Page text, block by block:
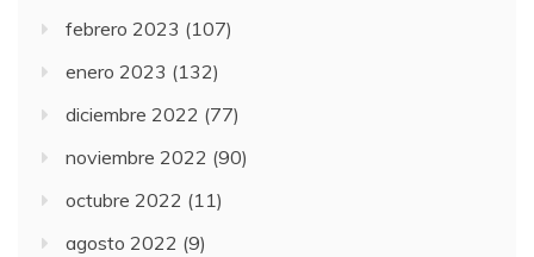
febrero 2023 (107)
enero 2023 (132)
diciembre 2022 (77)
noviembre 2022 (90)
octubre 2022 (11)
agosto 2022 (9)